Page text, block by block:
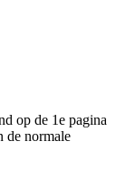
op de 1e pagina
de normale